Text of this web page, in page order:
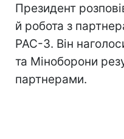
Президент
й робота з
PAC-3. Він
та Міноборони
партнерами.